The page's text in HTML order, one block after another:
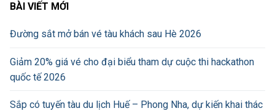
BÀI VIẾT MỚI
Đường sắt mở bán vé tàu khách sau Hè 2026
Giảm 20% giá vé cho đại biểu tham dự cuộc thi hackathon
quốc tế 2026
Sắp có tuyến tàu du lịch Huế – Phong Nha, dự kiến khai thác